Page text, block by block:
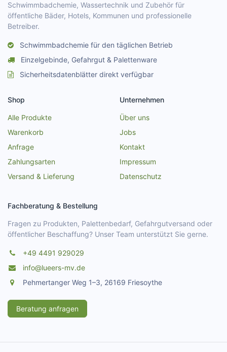
Schwimmbadchemie, Wassertechnik und Zubehör für
öffentliche Bäder, Hotels, Kommunen und professionelle
Betreiber.
Schwimmbadchemie für den täglichen Betrieb
Einzelgebinde, Gefahrgut & Palettenware
Sicherheitsdatenblätter direkt verfügbar
Shop
Alle Produkte
Warenkorb
Anfrage
Zahlungsarten
Versand & Lieferung
Unternehmen
Über uns
Jobs
Kontakt
Impressum
Datenschutz
Fachberatung & Bestellung
Fragen zu Produkten, Palettenbedarf, Gefahrgutversand oder
öffentlicher Beschaffung? Unser Team unterstützt Sie gerne.
+49 4491 929029
info@lueers-mv.de
Pehmertanger Weg 1–3, 26169 Friesoythe
Beratung anfragen